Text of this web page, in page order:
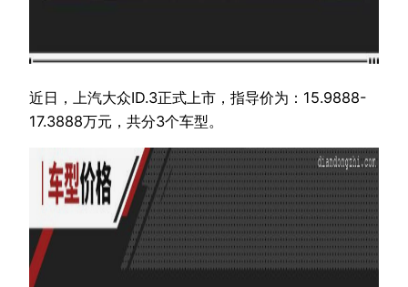
近日，上汽大众ID.3正式上市，指导价为：15.9888-
17.3888万元，共分3个车型。